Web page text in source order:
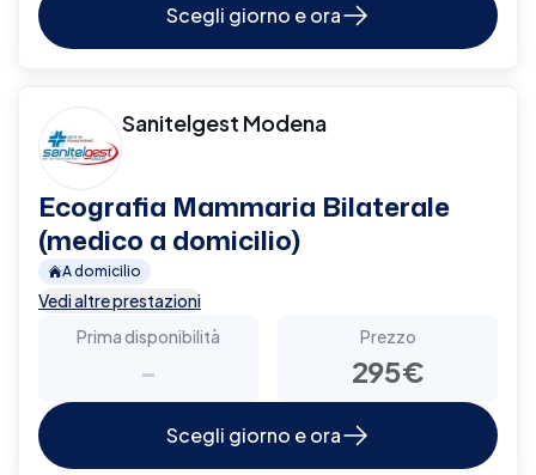
Scegli giorno e ora
Sanitelgest Modena
Ecografia Mammaria Bilaterale
(medico a domicilio)
A domicilio
Vedi altre prestazioni
Prima disponibilità
-
Prezzo
295€
Scegli giorno e ora